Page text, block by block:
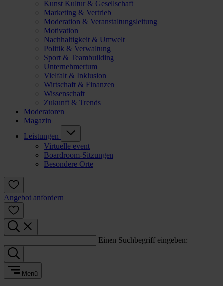
Kunst Kultur & Gesellschaft
Marketing & Vertrieb
Moderation & Veranstaltungsleitung
Motivation
Nachhaltigkeit & Umwelt
Politik & Verwaltung
Sport & Teambuilding
Unternehmertum
Vielfalt & Inklusion
Wirtschaft & Finanzen
Wissenschaft
Zukunft & Trends
Moderatoren
Magazin
Leistungen
Virtuelle event
Boardroom-Sitzungen
Besondere Orte
Angebot anfordern
Einen Suchbegriff eingeben:
Menü